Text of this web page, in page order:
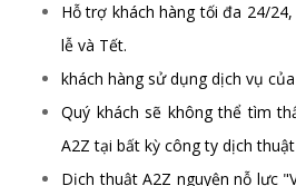
Hỗ trợ khách hàng tối đa 24/
lễ và Tết.
khách hàng sử dụng dịch vụ
Quý khách sẽ không thể tìm
A2Z tại bất kỳ công ty dịch
Dịch thuật A2Z nguyện nỗ lực